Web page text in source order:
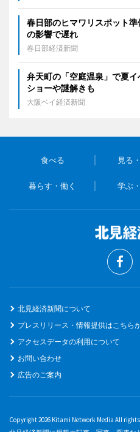
春日部のヒマワリスポット
の影響で遅れ
春日部経済新聞
弁天町の「空庭温泉」で夏
ショーや謎解きも
大阪ベイ経済新聞
食べる 見る
暮らす・働く 学ぶ
北見経済新聞について
プレスリリース・情報提供はこちら
アクセスデータの利用について
お問い合わせ
広告のご案内
Copyright 2026 Kitami Network Media All